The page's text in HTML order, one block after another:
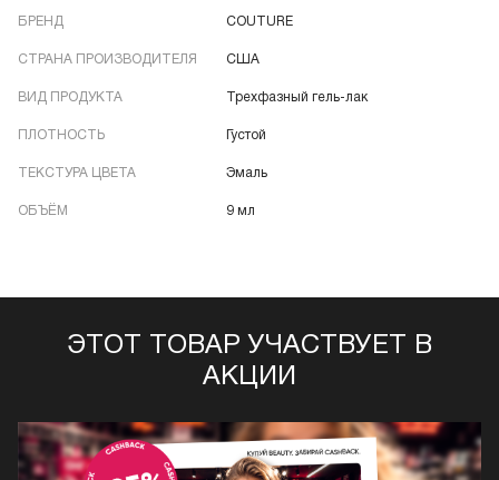
БРЕНД COUTURE
СТРАНА ПРОИЗВОДИТЕЛЯ США
ВИД ПРОДУКТА Трехфазный гель-лак
ПЛОТНОСТЬ Густой
ТЕКСТУРА ЦВЕТА Эмаль
ОБЪЁМ 9 мл
ЭТОТ ТОВАР УЧАСТВУЕТ В
АКЦИИ